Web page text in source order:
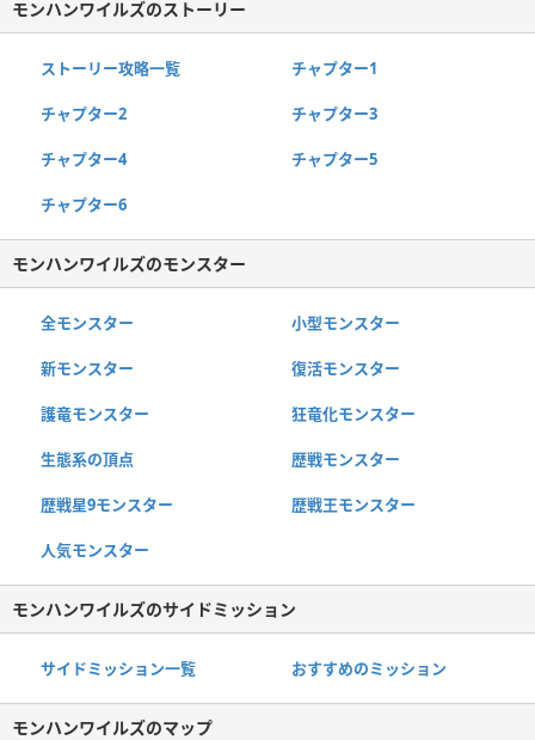
モンハンワイルズのストーリー
ストーリー攻略一覧 チャプター1
チャプター2 チャプター3
チャプター4 チャプター5
チャプター6
モンハンワイルズのモンスター
全モンスター 小型モンスター
新モンスター 復活モンスター
護竜モンスター 狂竜化モンスター
生態系の頂点 歴戦モンスター
歴戦星9モンスター 歴戦王モンスター
人気モンスター
モンハンワイルズのサイドミッション
サイドミッション一覧 おすすめのミッション
モンハンワイルズのマップ